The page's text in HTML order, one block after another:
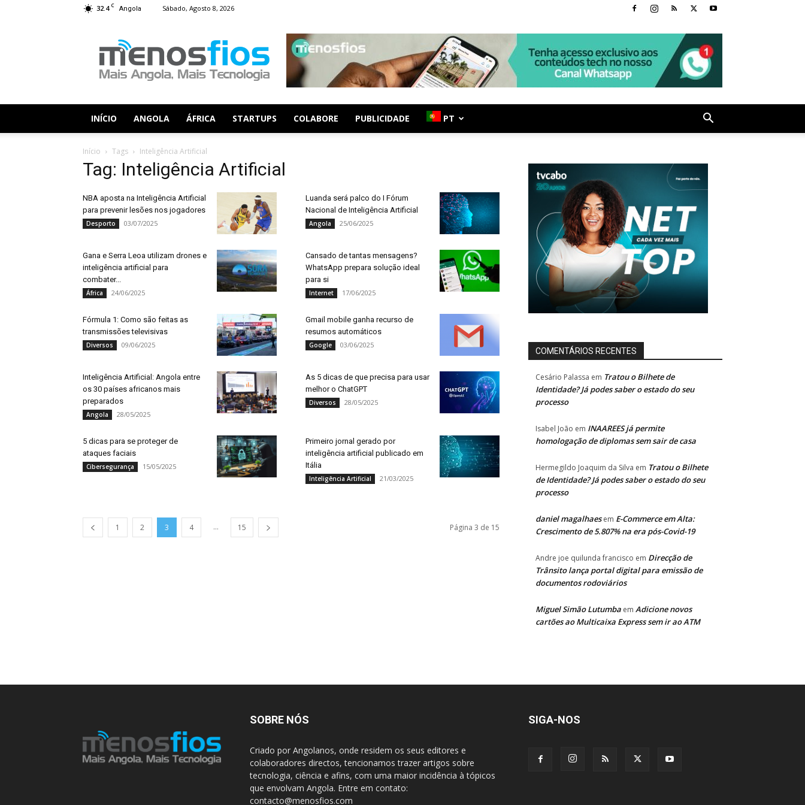
32.4 C Angola Sábado, Agosto 8, 2026
Fios
INÍCIO ANGOLA ÁFRICA STARTUPS COLABORE PUBLICIDADE PT
Início Tags Inteligência Artificial
Tag: Inteligência Artificial
NBA aposta na Inteligência Artificial
para prevenir lesões nos jogadores
Desporto 03/07/2025
Luanda será palco do I Fórum
Nacional de Inteligência Artificial
Angola 25/06/2025
Gana e Serra Leoa utilizam drones e
inteligência artificial para
combater...
África 24/06/2025
Cansado de tantas mensagens?
WhatsApp prepara solução ideal
para si
Internet 17/06/2025
Fórmula 1: Como são feitas as
transmissões televisivas
Diversos 09/06/2025
Gmail mobile ganha recurso de
resumos automáticos
Google 03/06/2025
Inteligência Artificial: Angola entre
os 30 países africanos mais
preparados
Angola 28/05/2025
As 5 dicas de que precisa para usar
melhor o ChatGPT
Diversos 28/05/2025
5 dicas para se proteger de
ataques faciais
Cibersegurança 15/05/2025
Primeiro jornal gerado por
inteligência artificial publicado em
Itália
Inteligência Artificial 21/03/2025
1 2 3 4 ... 15 Página 3 de 15
COMENTÁRIOS RECENTES
Cesário Palassa em Tratou o Bilhete de
Identidade? Já podes saber o estado do seu
processo
Isabel João em INAAREES já permite
homologação de diplomas sem sair de casa
Hermegildo Joaquim da Silva em Tratou o Bilhete
de Identidade? Já podes saber o estado do seu
processo
daniel magalhaesem E-Commerce em Alta:
Crescimento de 5.807% na era pós-Covid-19
Andre joe quilunda francisco em Direcção de
Trânsito lança portal digital para emissão de
documentos rodoviários
Miguel Simão Lutumba em Adicione novos
cartões ao Multicaixa Express sem ir ao ATM
SOBRE NÓS
Criado por Angolanos, onde residem os seus editores e
colaboradores directos, tencionamos trazer artigos sobre
tecnologia, ciência e afins, com uma maior incidência à tópicos
que envolvam Angola. Entre em contato:
contacto@menosfios.com
SIGA-NOS